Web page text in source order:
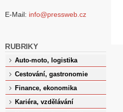
E-Mail: info@pressweb.cz
RUBRIKY
Auto-moto, logistika
Cestování, gastronomie
Finance, ekonomika
Kariéra, vzdělávání